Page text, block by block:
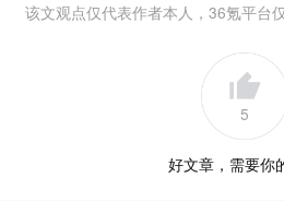
该文观点仅代表作者本人，36氪平台
5
好文章，需要你